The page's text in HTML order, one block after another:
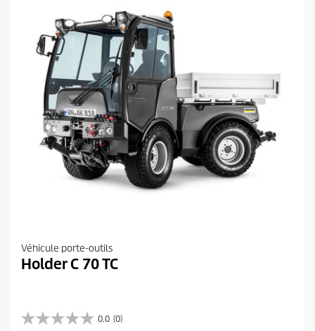
Véhicule porte-outils
Holder C 70 TC
0.0 (0)
0